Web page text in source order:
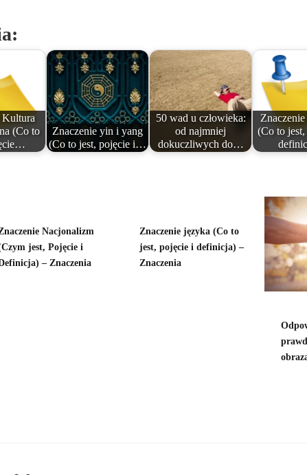
Kultura
(Co to
Znaczenie yin i yang
(Co to jest, pojęcie i…
50 wad u człowieka:
od najmniej
dokuczliwych do…
(Co to
Nacjonalizm
jest, Pojęcie i
– Znaczenia
Znaczenie języka (Co to
jest, pojęcie i definicja) –
Znaczenia